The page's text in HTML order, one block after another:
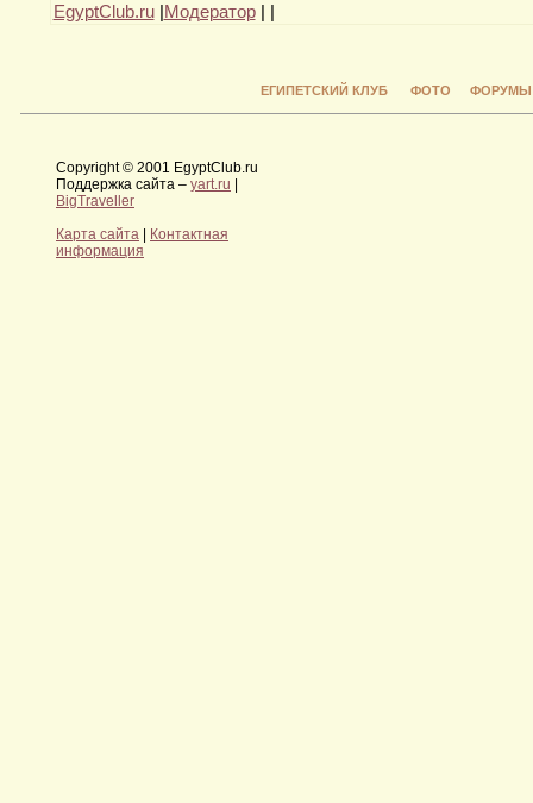
EgyptClub.ru| Модератор|
ЕГИПЕТСКИЙ КЛУБ ФОТО ФОРУМЫ
Copyright © 2001 EgyptClub.ru
Поддержка сайта – yart.ru |
BigTraveller
Карта сайта | Контактная
информация